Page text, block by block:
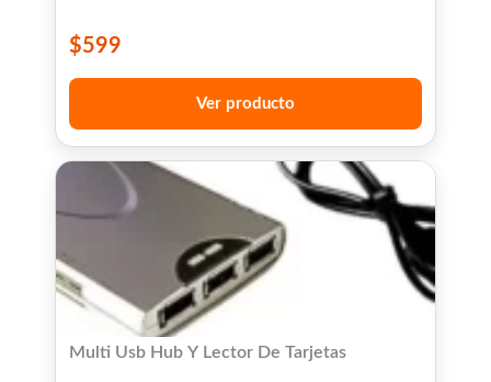
$599
Ver producto
Multi Usb Hub Y Lector De Tarjetas